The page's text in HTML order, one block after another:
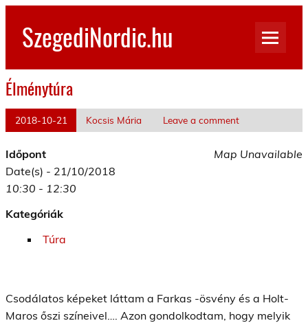
Skip
contentSzegediNordic.hu
Élménytúra
2018-10-21 Kocsis Mária Leave a comment
Map Unavailable
Időpont
Date(s) - 21/10/2018
10:30 - 12:30
Kategóriák
Túra
Csodálatos képeket láttam a Farkas -ösvény és a Holt-
Maros őszi színeivel…. Azon gondolkodtam, hogy melyik